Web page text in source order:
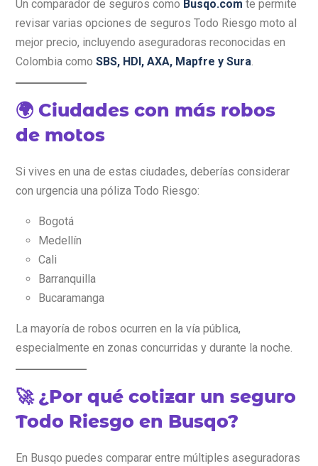
Un comparador de seguros como Busqo.com te permite
revisar varias opciones de seguros Todo Riesgo moto al
mejor precio, incluyendo aseguradoras reconocidas en
Colombia como SBS, HDI, AXA, Mapfre y Sura
🌍 Ciudades con más robos
de motos
Si vives en una de estas ciudades, deberías considerar
con urgencia una póliza Todo Riesgo:
Bogotá
Medellín
Cali
Barranquilla
Bucaramanga
La mayoría de robos ocurren en la vía pública,
especialmente en zonas concurridas y durante la noche.
🚀 ¿Por qué cotizar un seguro
Todo Riesgo en Busqo?
En Busqo puedes comparar entre múltiples aseguradoras